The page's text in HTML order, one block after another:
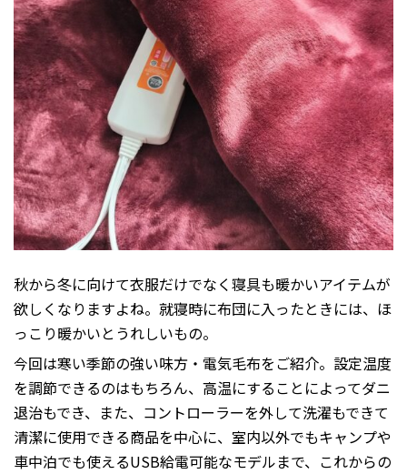
秋から冬に向けて衣服だけでなく寝具も暖かいアイテムが
欲しくなりますよね。就寝時に布団に入ったときには、ほ
っこり暖かいとうれしいもの。
今回は寒い季節の強い味方・電気毛布をご紹介。設定温度
を調節できるのはもちろん、高温にすることによってダニ
退治もでき、また、コントローラーを外して洗濯もできて
清潔に使用できる商品を中心に、室内以外でもキャンプや
車中泊でも使えるUSB給電可能なモデルまで、これからの